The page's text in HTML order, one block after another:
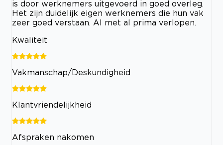
is door werknemers uitgevoerd in goed overleg.
Het zijn duidelijk eigen werknemers die hun vak
zeer goed verstaan. Al met al prima verlopen.
Kwaliteit
Vakmanschap/Deskundigheid
Klantvriendelijkheid
Afspraken nakomen